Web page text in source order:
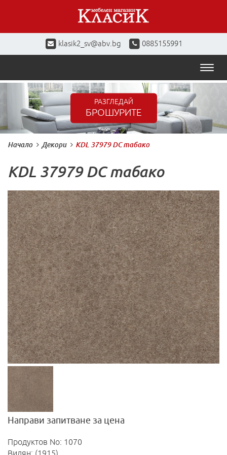
klasik2_sv@abv.bg 0885155991
РАЗГЛЕДАЙ
БРОШУРИТЕ
Начало Декори KDL 37979 DC табако
KDL 37979 DC табако
Направи запитване за цена
Продуктов No: 1070